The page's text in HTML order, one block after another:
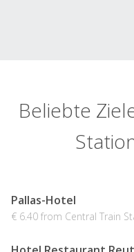
Beliebte
Pallas-Hotel
€ 6.40 from Central Train